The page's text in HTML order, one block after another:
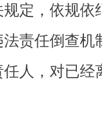
定，依规
责任倒查
人，对已